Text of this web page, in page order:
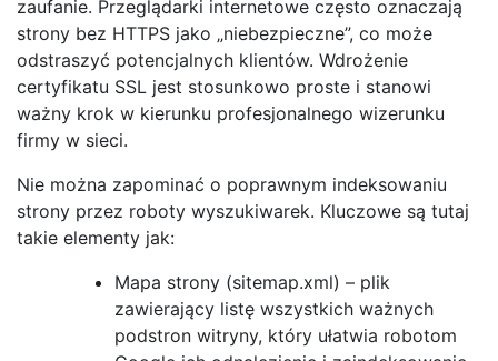
zaufanie. Przeglądarki internetowe często oznaczają
strony bez HTTPS jako „niebezpieczne”, co może
odstraszyć potencjalnych klientów. Wdrożenie
certyfikatu SSL jest stosunkowo proste i stanowi
ważny krok w kierunku profesjonalnego wizerunku
firmy w sieci.
Nie można zapominać o poprawnym indeksowaniu
strony przez roboty wyszukiwarek. Kluczowe są tutaj
takie elementy jak:
Mapa strony (sitemap.xml) – plik
zawierający listę wszystkich ważnych
podstron witryny, który ułatwia robotom